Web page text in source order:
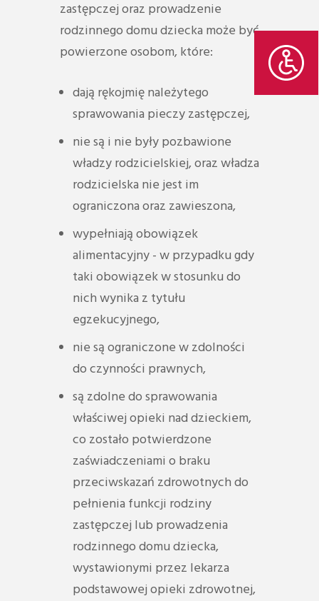
zastępczej oraz prowadzenie
rodzinnego domu dziecka może być
powierzone osobom, które:
dają rękojmię należytego
sprawowania pieczy zastępczej,
nie są i nie były pozbawione
władzy rodzicielskiej, oraz władza
rodzicielska nie jest im
ograniczona oraz zawieszona,
wypełniają obowiązek
alimentacyjny - w przypadku gdy
taki obowiązek w stosunku do
nich wynika z tytułu
egzekucyjnego,
nie są ograniczone w zdolności
do czynności prawnych,
są zdolne do sprawowania
właściwej opieki nad dzieckiem,
co zostało potwierdzone
zaświadczeniami o braku
przeciwskazań zdrowotnych do
pełnienia funkcji rodziny
zastępczej lub prowadzenia
rodzinnego domu dziecka,
wystawionymi przez lekarza
podstawowej opieki zdrowotnej,